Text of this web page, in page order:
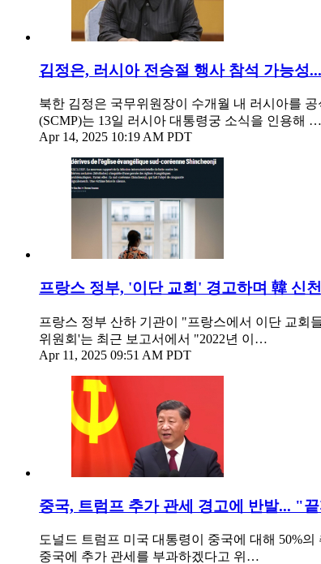
김정은, 러시아 전승절 행사 참석 가능성
북한 김정은 국무위원장이 수개월 내 러시아를
(SCMP)는 13일 러시아 대통령궁 소식을 인용해 …
Apr 14, 2025 10:19 AM PDT
프랑스 정부, '이단 교회' 경고하며 韓 신
프랑스 정부 산하 기관이 "프랑스에서 이단 교회
위원회'는 최근 보고서에서 "2022년 이…
Apr 11, 2025 09:51 AM PDT
중국, 트럼프 추가 관세 경고에 반발... "
도널드 트럼프 미국 대통령이 중국에 대해 50%
중국에 추가 관세를 부과하겠다고 위…